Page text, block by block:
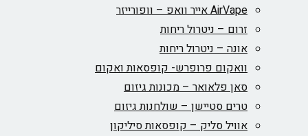
AirVape אייר וואפ – וופורייזר
זרום – ניטרול ריחות
אונה – ניטרול ריחות
וואקום פרופרש- קופסאות ואקום
סאן פלאואר – מכונות גיזום
טרים סטיישן – שולחנות גיזום
אוויל סליק – קופסאות סיליקון